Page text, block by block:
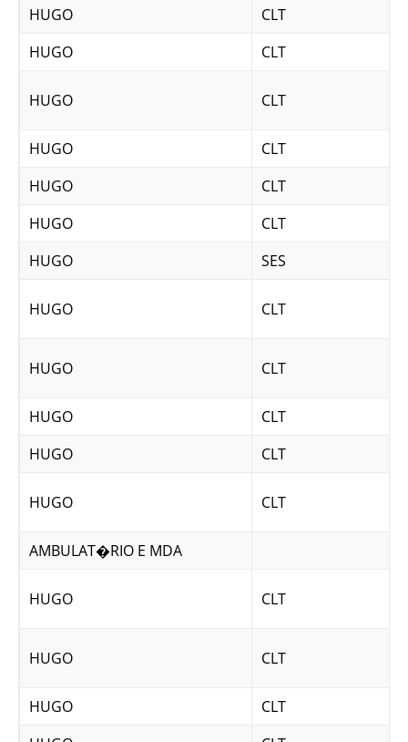
HUGO
CLT
HUGO
CLT
HUGO CLT
HUGO
CLT
HUGO
CLT
HUGO
CLT
HUGO
SES
HUGO CLT
HUGO CLT
HUGO
CLT
HUGO
CLT
HUGO CLT
AMBULAT�RIO E MDA
HUGO CLT
HUGO CLT
HUGO
CLT